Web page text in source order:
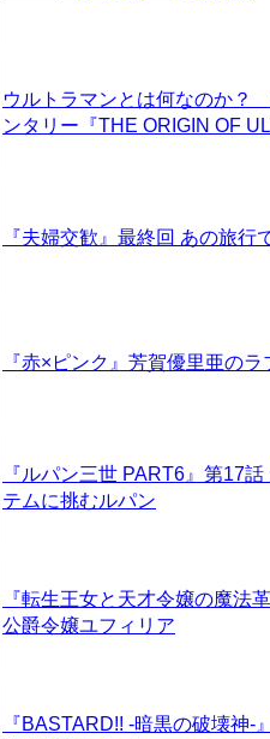
ウルトラマンとは何なのか？
ンタリー『THE ORIGIN OF
『夫婦交歓』最終回 あの旅
『赤×ピンク』芳賀優里亜の
『ルパン三世 PART6』第17
テムに挑むルパン
『転生王女と天才令嬢の魔法
公爵令嬢ユフィリア
『BASTARD!! -暗黒の破壊神